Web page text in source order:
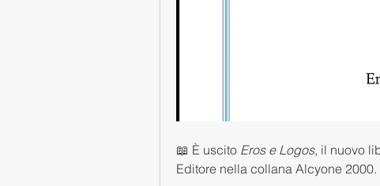
📖 È uscito Eros e Logos, il nuovo
Editore nella collana Alcyone 2000.